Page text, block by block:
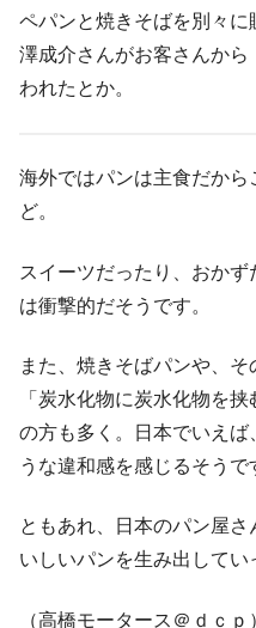
ペパンと焼きそばを別々
澤成介さんがお客さんか
われたとか。
海外ではパンは主食だか
ど。
スイーツだったり、おか
は衝撃的だそうです。
また、焼きそばパンや、
「炭水化物に炭水化物を
の方も多く。日本でいえば
うな違和感を感じるそうで
ともあれ、日本のパン屋
いしいパンを生み出してい
（高橋モータース＠ｄｃｐ